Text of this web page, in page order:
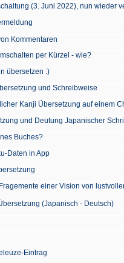
(3. Juni 2022), nun wieder
Kommentaren
per Kürzel - wie?
übersetzen :)
und Schreibweise
Kanji Übersetzung auf einem
und Deutung Japanischer
Buches?
Daten in App
einer Vision von
(Japanisch - Deutsch)
Eintrag